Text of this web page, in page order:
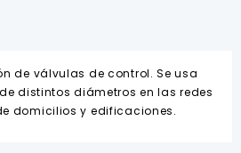
de válvulas de control. Se usa
distintos diámetros en las redes
domicilios y edificaciones.